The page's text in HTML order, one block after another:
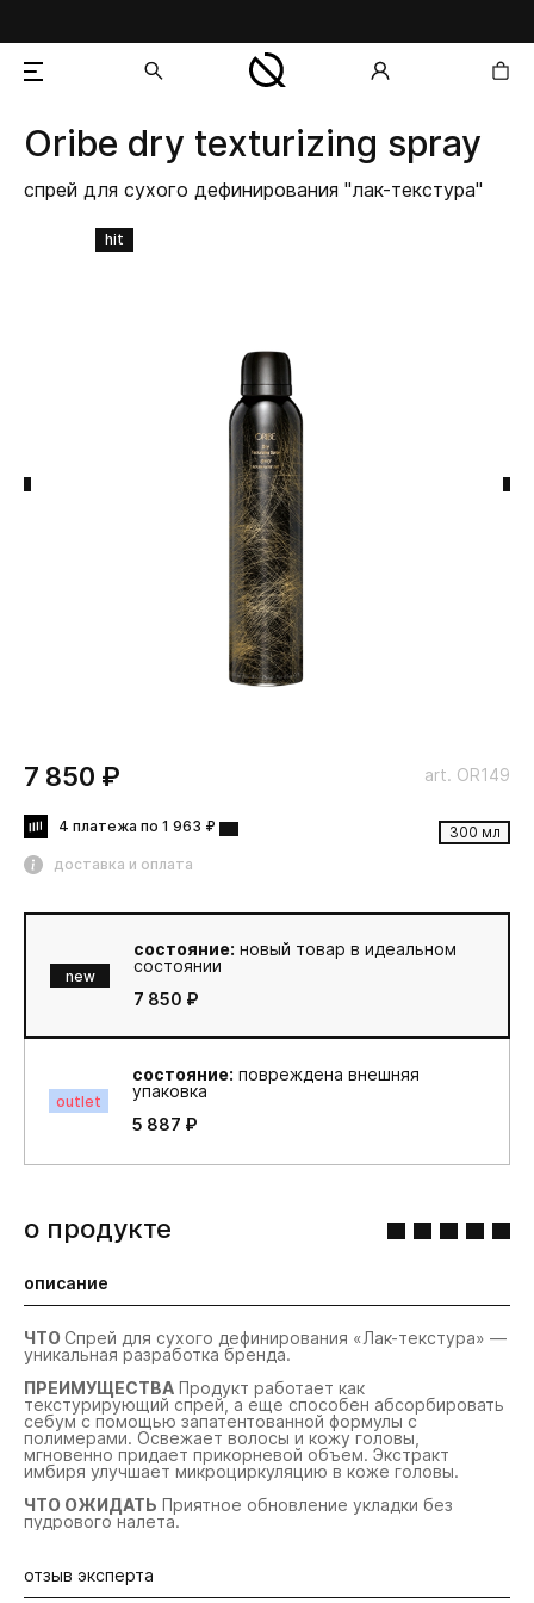
добавлен в корзину
hit
Oribe dry texturizing spray
спрей для сухого дефинирования "лак-текстура"
art. OR149
new
состояние: новый товар в идеальном
состоянии
7 850 ₽
outlet
состояние: повреждена внешняя
упаковка
5 887 ₽
300 мл
7 850 ₽
4 платежа по 1 963 ₽
доставка и оплата
о продукте
описание
ЧТО Спрей для сухого дефинирования «Лак-текстура» —
уникальная разработка бренда.
ПРЕИМУЩЕСТВА Продукт работает как
текстурирующий спрей, а еще способен абсорбировать
себум с помощью запатентованной формулы с
полимерами. Освежает волосы и кожу головы,
мгновенно придает прикорневой объем. Экстракт
имбиря улучшает микроциркуляцию в коже головы.
ЧТО ОЖИДАТЬ Приятное обновление укладки без
пудрового налета.
отзыв эксперта